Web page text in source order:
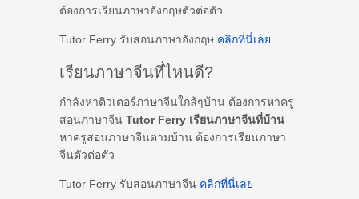
ต้องการเรียนภาษาอังกฤษตัวต่อตัว
Tutor Ferry รับสอนภาษาอังกฤษ คลิกที่นี่เลย
เรียนภาษาจีนที่ไหนดี?
กำลังหาติวเตอร์ภาษาจีนใกล้ๆบ้าน ต้องการหาครู
สอนภาษาจีน Tutor Ferry เรียนภาษาจีนที่บ้าน
หาครูสอนภาษาจีนตามบ้าน ต้องการเรียนภาษา
จีนตัวต่อตัว
Tutor Ferry รับสอนภาษาจีน คลิกที่นี่เลย